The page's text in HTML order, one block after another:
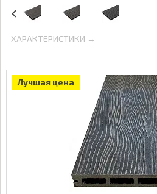
ХАРАКТЕРИСТИКИ →
Лучшая цена